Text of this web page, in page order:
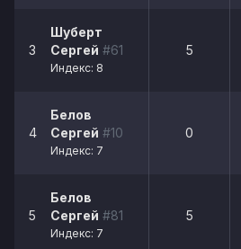
3
Шуберт
Сергей #61
Индекс: 8
5
4
Белов
Сергей #10
Индекс: 7
0
5
Белов
Сергей #81
Индекс: 7
5